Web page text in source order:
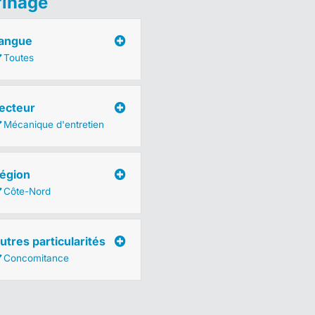
Toutes
Mécanique d'entretien
Côte-Nord
particularités
Concomitance